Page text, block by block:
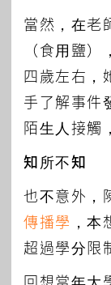
當然，在老
（食用鹽
四歲左右，
手了解事件
陌生人接觸
知所不知
也不意外，
傳播學 ，本
超過學分限